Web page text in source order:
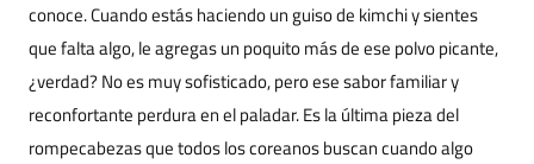
conoce. Cuando estás haciendo un guiso de kimchi y sientes
que falta algo, le agregas un poquito más de ese polvo picante,
¿verdad? No es muy sofisticado, pero ese sabor familiar y
reconfortante perdura en el paladar. Es la última pieza del
rompecabezas que todos los coreanos buscan cuando algo